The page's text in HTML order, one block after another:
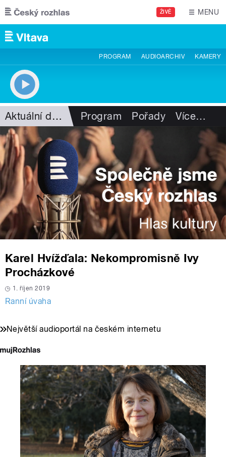
Přejít k hlavnímu obsahu
ŽIVĚ MENU
PROGRAM AUDIOARCHIV KAMERY
Aktuální dění Program Pořady Více…
Karel Hvížďala: Nekompromisně Ivy
Procházkové
1. říjen 2019
Ranní úvaha
Největší audioportál na českém internetu